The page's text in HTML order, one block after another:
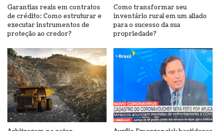
Garantias reais em contratos
de crédito: Como estruturar e
executar instrumentos de
proteção ao credor?
Como transformar seu
inventário rural em um aliado
para o sucesso da sua
propriedade?